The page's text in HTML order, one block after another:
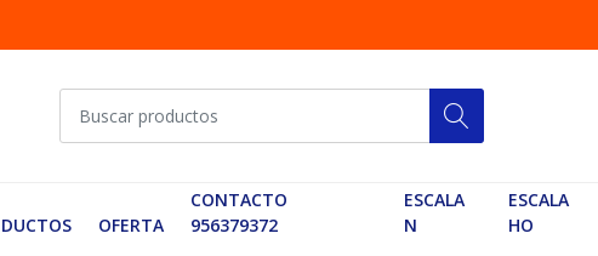
OFERTA
CONTACTO
956379372
ESCALA
N
ESCALA
HO